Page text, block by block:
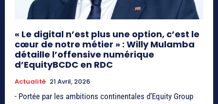
« Le digital n’est plus une option, c’est le
cœur de notre métier » : Willy Mulamba
détaille l’offensive numérique
d’EquityBCDC en RDC
Actualité 21 Avril, 2026
- Portée par les ambitions continentales d’Equity Group